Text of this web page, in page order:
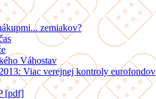
zemiakov?
Váhostav
Viac verejnej kontroly eurofondov
[pdf]